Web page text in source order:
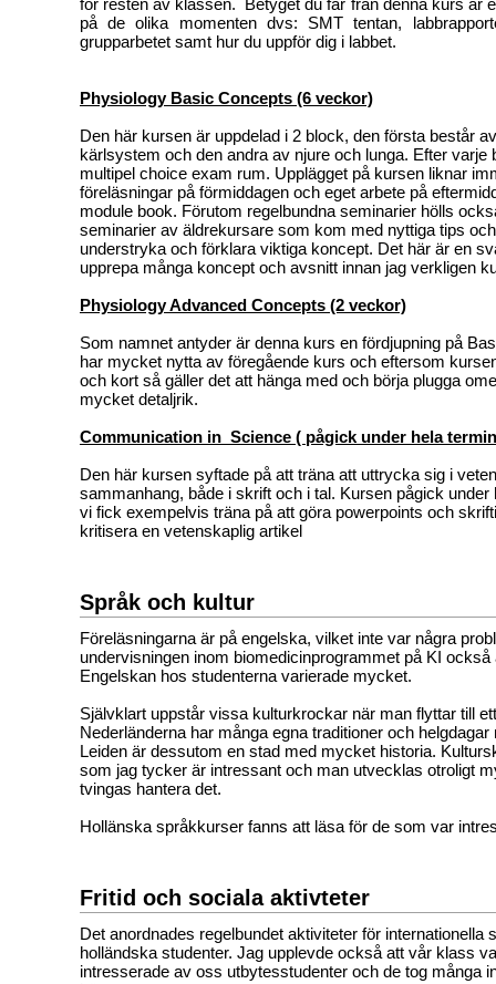
på de olika momenten dvs: SMT tentan,
grupparbetet samt hur du uppför dig i labbet.
Physiology Basic Concepts (6 veckor)
Den här kursen är uppdelad i 2 block, den första består
kärlsystem och den andra av njure och lunga. Efter varje
multipel choice exam rum. Upplägget på kursen liknar
föreläsningar på förmiddagen och eget arbete på
module book. Förutom regelbundna seminarier hölls
seminarier av äldrekursare som kom med nyttiga tips
understryka och förklara viktiga koncept. Det här är en
upprepa många koncept och avsnitt innan jag verkligen
Physiology Advanced Concepts (2 veckor)
Som namnet antyder är denna kurs en fördjupning på
har mycket nytta av föregående kurs och eftersom
och kort så gäller det att hänga med och börja plugga
mycket detaljrik.
Communication in Science ( pågick under hela
Den här kursen syftade på att träna att uttrycka sig i
sammanhang, både i skrift och i tal. Kursen pågick under
vi fick exempelvis träna på att göra powerpoints och
kritisera en vetenskaplig artikel
Språk och kultur
Föreläsningarna är på engelska, vilket inte var några
undervisningen inom biomedicinprogrammet på KI också
Engelskan hos studenterna varierade mycket.
Självklart uppstår vissa kulturkrockar när man flyttar till
Nederländerna har många egna traditioner och
Leiden är dessutom en stad med mycket historia.
som jag tycker är intressant och man utvecklas otroligt
tvingas hantera det.
Hollänska språkkurser fanns att läsa för de som var
Fritid och sociala aktivteter
Det anordnades regelbundet aktiviteter för internationella
holländska studenter. Jag upplevde också att vår klass
intresserade av oss utbytesstudenter och de tog många